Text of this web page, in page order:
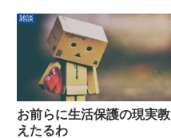
雑談
お前らに生活保護の現実教
えたるわ